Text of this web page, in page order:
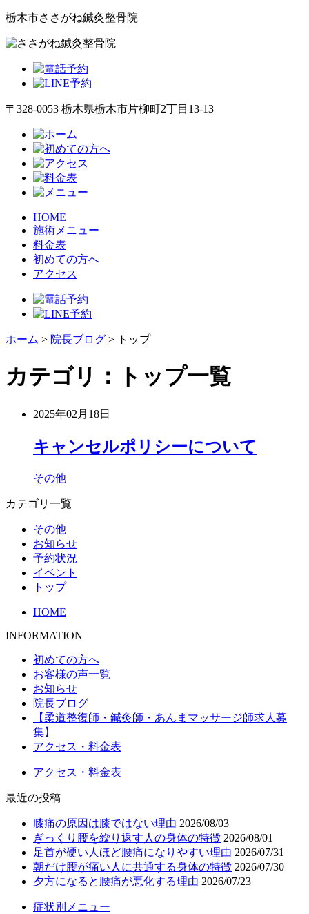
栃木市ささがね鍼灸整骨院
〒328-0053 栃木県栃木市片柳町2丁目13-13
HOME
施術メニュー
料金表
初めての方へ
アクセス
ホーム > 院長ブログ > トップ
カテゴリ：トップ一覧
2025年02月18日
キャンセルポリシーについて
その他
カテゴリ一覧
その他
お知らせ
予約状況
イベント
トップ
HOME
INFORMATION
初めての方へ
お客様の声一覧
お知らせ
院長ブログ
【柔道整復師・鍼灸師・あんまマッサージ師求人募
集】
アクセス・料金表
アクセス・料金表
最近の投稿
膝痛の原因は膝ではない理由 2026/08/03
ぎっくり腰を繰り返す人の身体の特徴 2026/08/01
足首が硬い人ほど腰痛になりやすい理由 2026/07/31
朝だけ腰が痛い人に共通する身体の特徴 2026/07/30
夕方になると腰痛が悪化する理由 2026/07/23
症状別メニュー